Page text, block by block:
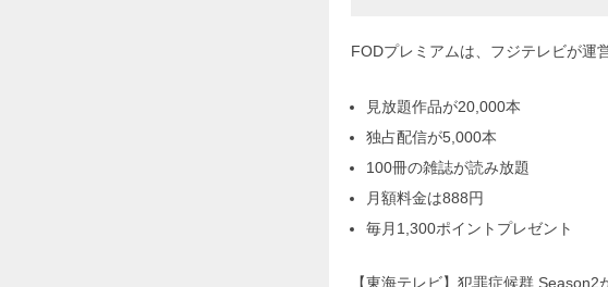
FODプレミアムは、フジテレビが運
見放題作品が20,000本
独占配信が5,000本
100冊の雑誌が読み放題
月額料金は888円
毎月1,300ポイントプレゼント
【東海テレビ】犯罪症候群